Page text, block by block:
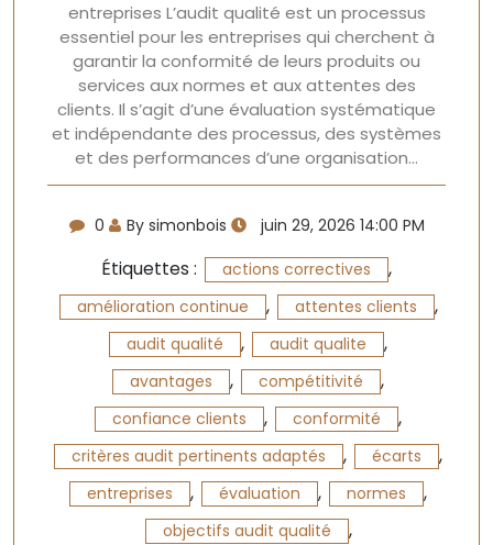
entreprises L’audit qualité est un processus
essentiel pour les entreprises qui cherchent à
garantir la conformité de leurs produits ou
services aux normes et aux attentes des
clients. Il s’agit d’une évaluation systématique
et indépendante des processus, des systèmes
et des performances d’une organisation…
0 By simonbois juin 29, 2026 14:00 PM
Étiquettes : actions correctives ,
amélioration continue , attentes clients ,
audit qualité , audit qualite ,
avantages , compétitivité ,
confiance clients , conformité ,
critères audit pertinents adaptés , écarts ,
entreprises , évaluation , normes ,
objectifs audit qualité ,